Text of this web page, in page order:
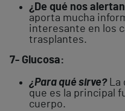
¿De qué nos
aporta mucha
interesante en los
trasplantes.
7- Glucosa:
¿Para qué sirve?La
que es la principal
cuerpo.